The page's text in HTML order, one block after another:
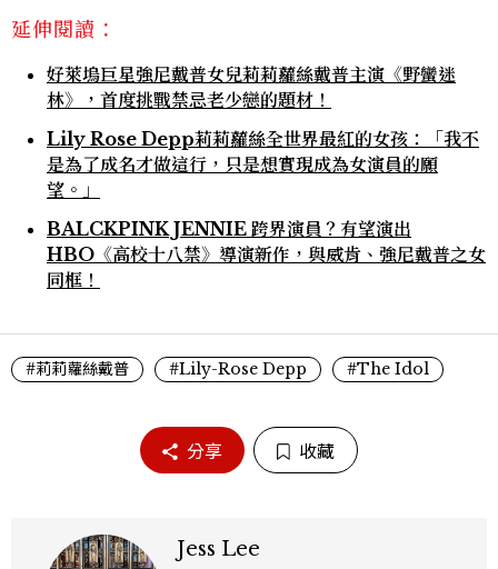
延伸閱讀：
好萊塢巨星強尼戴普女兒莉莉蘿絲戴普主演《野蠻迷
林》，首度挑戰禁忌老少戀的題材！
Lily Rose Depp莉莉蘿絲全世界最紅的女孩：「我不
是為了成名才做這行，只是想實現成為女演員的願
望。」
BALCKPINK JENNIE 跨界演員？有望演出
HBO《高校十八禁》導演新作，與威肯、強尼戴普之女
同框！
#莉莉蘿絲戴普 #Lily-Rose Depp #The Idol
分享 收藏
Jess Lee